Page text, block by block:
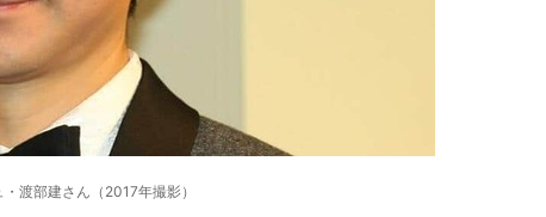
渡部建さん（2017年撮影）